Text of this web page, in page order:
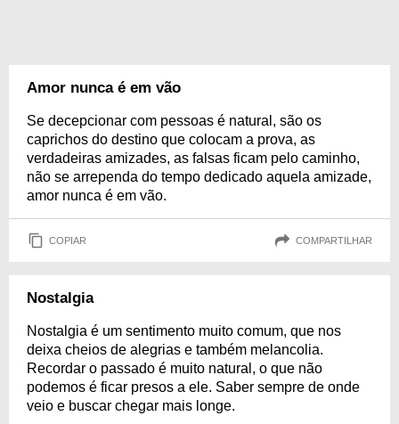
Amor nunca é em vão
Se decepcionar com pessoas é natural, são os
caprichos do destino que colocam a prova, as
verdadeiras amizades, as falsas ficam pelo caminho,
não se arrependa do tempo dedicado aquela amizade,
amor nunca é em vão.
COPIAR COMPARTILHAR
Nostalgia
Nostalgia é um sentimento muito comum, que nos
deixa cheios de alegrias e também melancolia.
Recordar o passado é muito natural, o que não
podemos é ficar presos a ele. Saber sempre de onde
veio e buscar chegar mais longe.